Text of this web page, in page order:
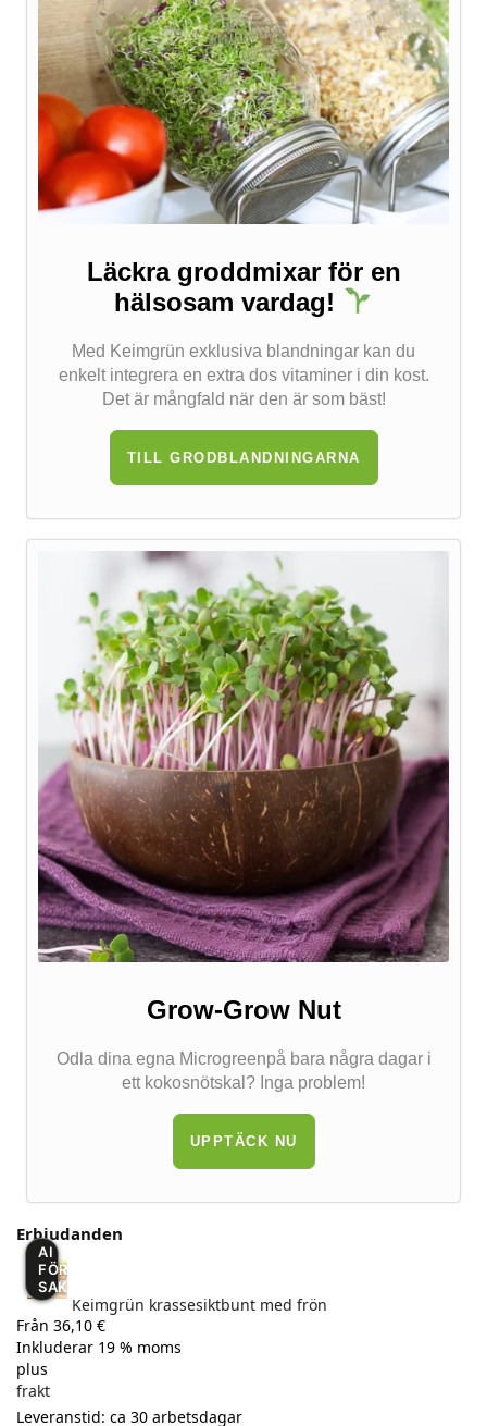
Läckra groddmixar för en
hälsosam vardag!
Med Keimgrün exklusiva blandningar kan du
enkelt integrera en extra dos vitaminer i din kost.
Det är mångfald när den är som bäst!
TILL GRODBLANDNINGARNA
Grow-Grow Nut
Odla dina egna Microgreenpå bara några dagar i
ett kokosnötskal? Inga problem!
UPPTÄCK NU
Erbjudanden
AI
FÖRÄNDRAR
SAKER
Keimgrün krassesiktbunt med frön
Från 36,10 €
Inkluderar 19 % moms
plus
frakt
Leveranstid: ca 30 arbetsdagar